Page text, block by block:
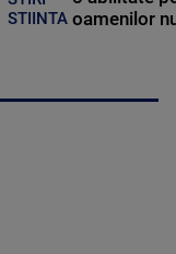
STIINTA oamenilor